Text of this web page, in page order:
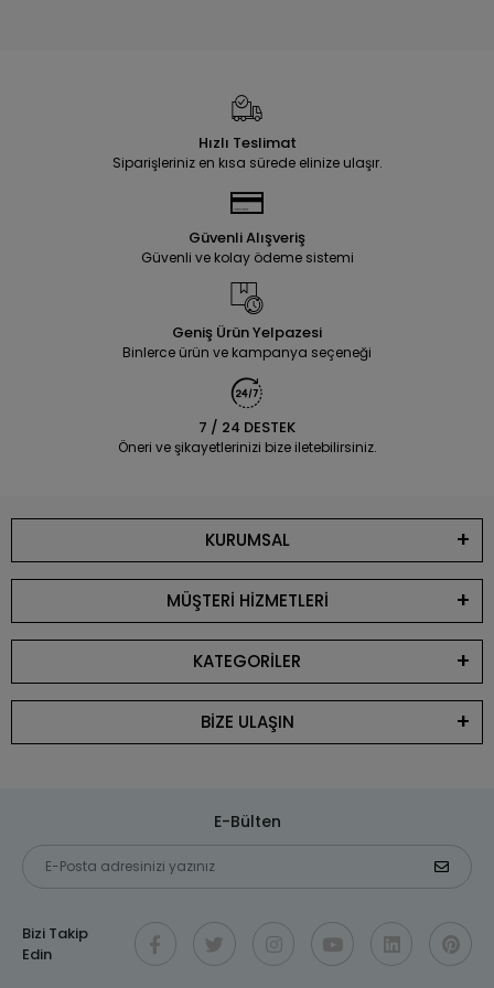
Hızlı Teslimat
Siparişleriniz en kısa sürede elinize ulaşır.
Güvenli Alışveriş
Güvenli ve kolay ödeme sistemi
Geniş Ürün Yelpazesi
Binlerce ürün ve kampanya seçeneği
7 / 24 DESTEK
Öneri ve şikayetlerinizi bize iletebilirsiniz.
KURUMSAL
MÜŞTERİ HİZMETLERİ
KATEGORİLER
BİZE ULAŞIN
E-Bülten
Bizi Takip
Edin